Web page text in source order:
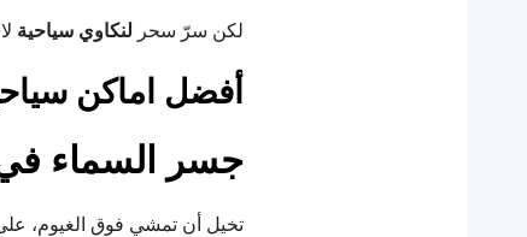
لكن سرّ سحر لنكاوي سياحية
أفضل اماكن
جسر السماء